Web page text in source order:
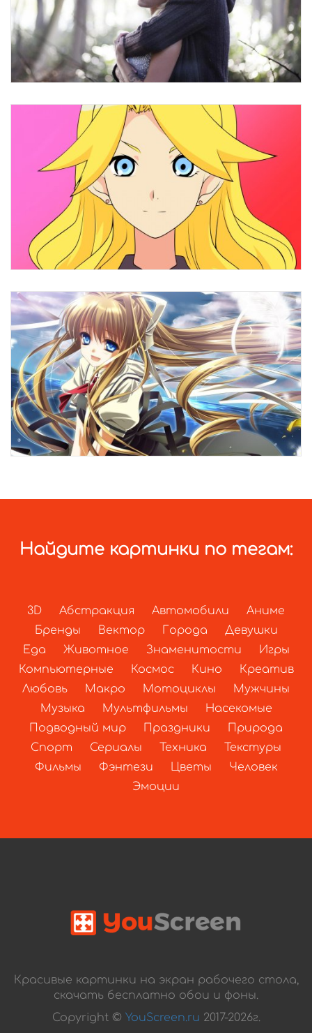
Найдите картинки по тегам:
3D Абстракция Автомобили
Аниме
Бренды
Вектор Города
Девушки
Еда
Животное Знаменитости
Игры
Компьютерные
Космос Кино
Креатив
Любовь
Макро Мотоциклы
Мужчины
Музыка
Мультфильмы
Насекомые
Подводный мир
Праздники
Природа
Спорт
Сериалы Техника
Текстуры
Фильмы
Фэнтези Цветы
Человек
Эмоции
Красивые картинки на экран рабочего стола,
скачать бесплатно обои и фоны.
Copyright © YouScreen.ru 2017-2026г.